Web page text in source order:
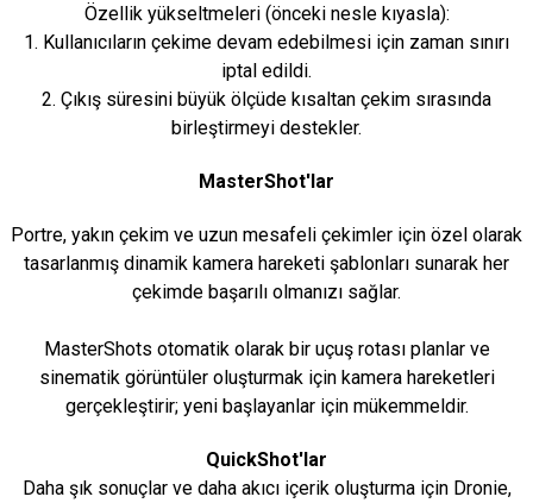
Özellik yükseltmeleri (önceki nesle kıyasla):
1. Kullanıcıların çekime devam edebilmesi için zaman sınırı
iptal edildi.
2. Çıkış süresini büyük ölçüde kısaltan çekim sırasında
birleştirmeyi destekler.
MasterShot'lar
Portre, yakın çekim ve uzun mesafeli çekimler için özel olarak
tasarlanmış dinamik kamera hareketi şablonları sunarak her
çekimde başarılı olmanızı sağlar.
MasterShots otomatik olarak bir uçuş rotası planlar ve
sinematik görüntüler oluşturmak için kamera hareketleri
gerçekleştirir; yeni başlayanlar için mükemmeldir.
QuickShot'lar
Daha şık sonuçlar ve daha akıcı içerik oluşturma için Dronie,